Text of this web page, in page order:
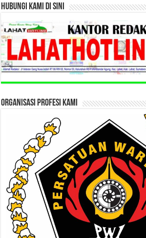
HUBUNGI KAMI DI SINI
ORGANISASI PROFESI KAMI